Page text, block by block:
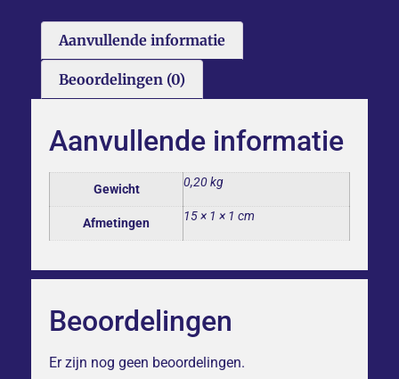
Aanvullende informatie
Beoordelingen (0)
Aanvullende informatie
Gewicht 0,20 kg
Afmetingen 15 × 1 × 1 cm
Beoordelingen
Er zijn nog geen beoordelingen.